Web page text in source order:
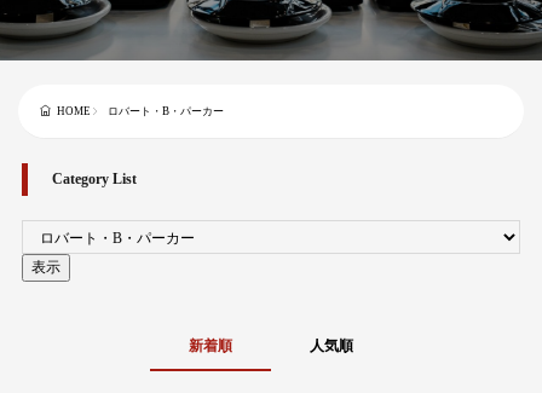
HOME ロバート・B・パーカー
Category List
新着順 人気順